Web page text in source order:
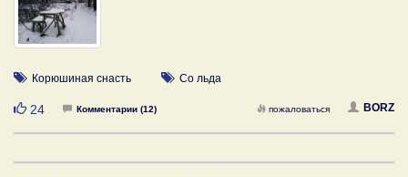
Корюшиная снасть Со льда
Нравится
24 Комментарии (12) BORZ
пожаловаться